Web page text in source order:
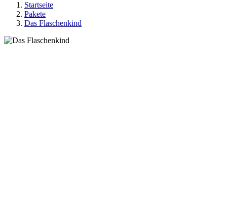
Startseite
Pakete
Das Flaschenkind